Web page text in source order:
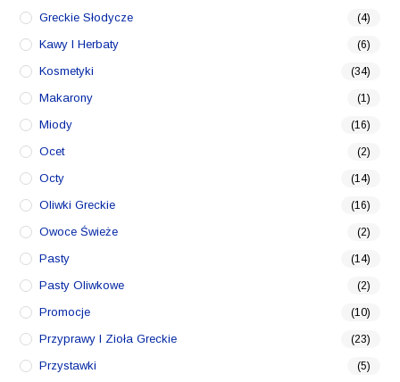
Greckie Słodycze (4)
Kawy I Herbaty (6)
Kosmetyki (34)
Makarony (1)
Miody (16)
Ocet (2)
Octy (14)
Oliwki Greckie (16)
Owoce Świeże (2)
Pasty (14)
Pasty Oliwkowe (2)
Promocje (10)
Przyprawy I Zioła Greckie (23)
Przystawki (5)